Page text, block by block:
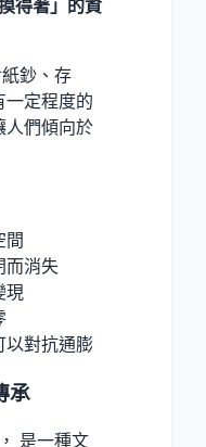
得著」的資
鈔、存
一定程度的
人們傾向於
間
而消失
現
以對抗通膨
承
是一種文